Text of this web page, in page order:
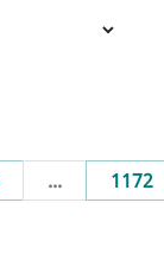
... 1172